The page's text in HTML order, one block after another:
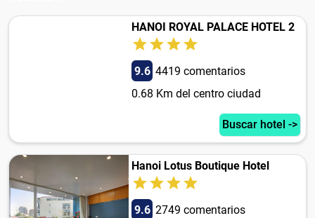
HANOI ROYAL PALACE HOTEL 2
9.6 4419 comentarios
0.68 Km del centro ciudad
Buscar hotel ->
Hanoi Lotus Boutique Hotel
9.6 2749 comentarios